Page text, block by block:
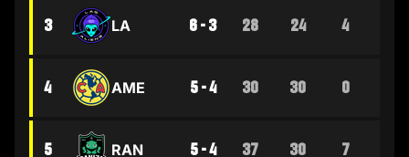
3 LA 6 - 3 28 24 4
4 AME 5 - 4 30 30 0
5 RAN 5 - 4 37 30 7